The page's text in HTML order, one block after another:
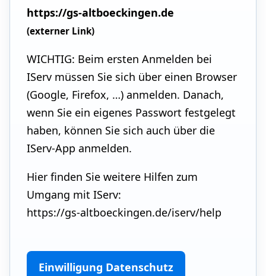
https://gs-altboeckingen.de
WICHTIG: Beim ersten Anmelden bei
IServ müssen Sie sich über einen Browser
(Google, Firefox, …) anmelden. Danach,
wenn Sie ein eigenes Passwort festgelegt
haben, können Sie sich auch über die
IServ-App anmelden.
Hier finden Sie weitere Hilfen zum
Umgang mit IServ:
https://gs-altboeckingen.de/iserv/help
Einwilligung Datenschutz